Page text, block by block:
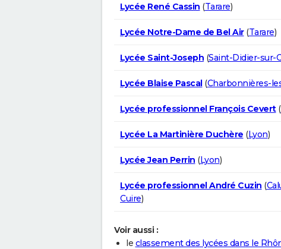
Lycée René Cassin (Tarare)
Lycée Notre-Dame de Bel Air(Tarare)
Lycée Saint-Joseph (Saint-Didier-sur-
Lycée Blaise Pascal(Charbonnières-
Lycée professionnel François Cevert(
Lycée La Martinière Duchère (Lyon)
Lycée Jean Perrin (Lyon)
Lycée professionnel André Cuzin (
Cuire)
Voir aussi :
le classement des lycées dans le